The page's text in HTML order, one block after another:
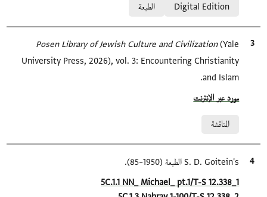
Digital Edition
الطبعة
الاقتباس المرجعيPosen Library of Jewish Culture and Civilization(Yale
University Press, 2026), vol. 3: Encountering Christianity
and Islam.
Location in source
مورد عبر الإنترنت
المناقشة
الاقتباس المرجعي
S. D. Goitein's الطبعة (1950–85).
Location in source
5C.1.1 NN_ Michael_ pt.1/T-S 12.338_1